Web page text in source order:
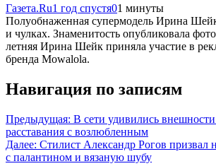
Газета.Ru1 год спустя01 минуты
Полуобнаженная супермодель Ирина
и чулках. Знаменитость опубликовала
летняя Ирина Шейк приняла участие в
бренда Mowalola.
Навигация по записям
Предыдущая: В сети удивились
расставания с возлюбленным
Далее: Стилист Александр Рогов призвал
с палантином и вязаную шубу